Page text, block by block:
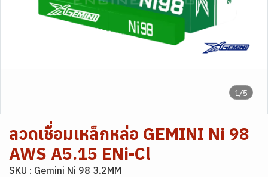
1/5
ลวดเชื่อมเหล็กหล่อ GEMINI Ni 98
AWS A5.15 ENi-Cl
SKU : Gemini Ni 98 3.2MM